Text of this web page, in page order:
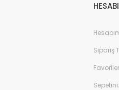
Sipariş